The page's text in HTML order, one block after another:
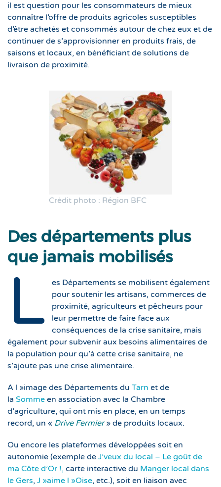
il est question pour les consommateurs de mieux
connaître l’offre de produits agricoles susceptibles
d’être achetés et consommés autour de chez eux et de
continuer de s’approvisionner en produits frais, de
saisons et locaux, en bénéficiant de solutions de
livraison de proximité.
Crédit photo : Région BFC
Des départements plus
que jamais mobilisés
L
es Départements se mobilisent également
pour soutenir les artisans, commerces de
proximité, agriculteurs et pêcheurs pour
leur permettre de faire face aux
conséquences de la crise sanitaire, mais
également pour subvenir aux besoins alimentaires de
la population pour qu’à cette crise sanitaire, ne
s’ajoute pas une crise alimentaire.
A l »image des Départements du Tarn et de
la Somme en association avec la Chambre
d’agriculture, qui ont mis en place, en un temps
record, un « Drive Fermier» de produits locaux.
Ou encore les plateformes développées soit en
autonomie (exemple de J’veux du local – Le goût de
ma Côte d’Or !, carte interactive du Manger local dans
le Gers, J »aime l »Oise, etc.), soit en liaison avec